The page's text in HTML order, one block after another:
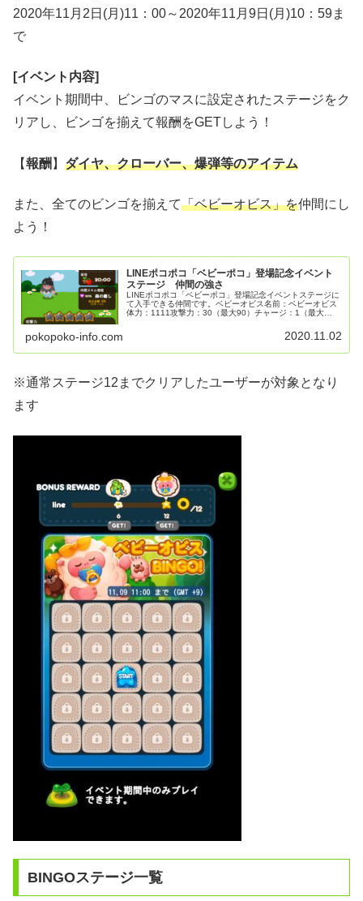
2020年11月2日(月)11：00～2020年11月9日(月)10：59ま
で
[イベント内容]
イベント期間中、ビンゴのマスに設定されたステージをク
リアし、ビンゴを揃えて報酬をGETしよう！
【報酬 】 ダイヤ、クローバー、爆弾等のアイテム
また、全てのビンゴを揃えて「ベビーオビス」を仲間にし
よう！
LINEポコポコ「ベビーポコ」登場記念イベント
ステージ 仲間の強さ
LINEポコポコ「ベビーポコ」登場記念イベントステージに
て入手できる仲間です。ベビーオビス名前：ベビーオビス
体力：1111攻撃力：30（最大90）チャージ：1（最大
pokopoko-info.com 2020.11.02
※通常ステージ12までクリアしたユーザーが対象となり
ます
BINGOステージ一覧